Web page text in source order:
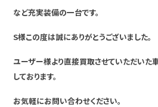
など充実装備の一台です。
S様この度は誠にありがとうございました。
ユーザー様より直接買取させていただい
しております。
お気軽にお問い合わせください。